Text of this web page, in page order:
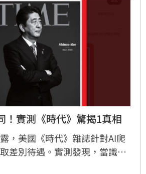
！實測《時代》驚揭1真相
，美國《時代》雜誌針對AI爬
差別待遇。實測發現，當識別
或OpenAI等AI機器人時，網站